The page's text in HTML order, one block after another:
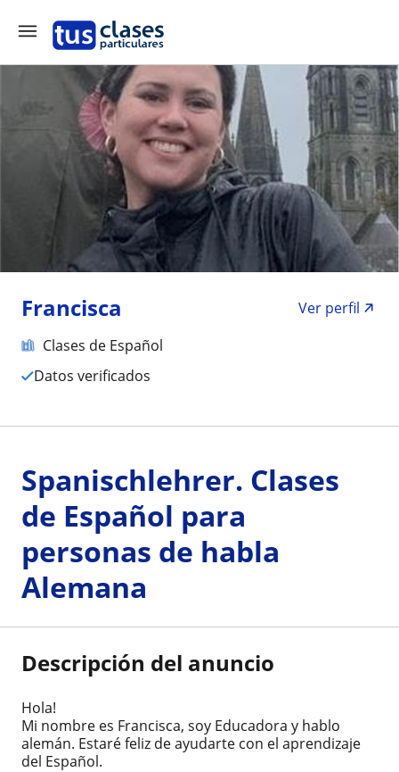
Francisca
Ver perfil
Clases de Español
Datos verificados
Spanischlehrer. Clases
de Español para
personas de habla
Alemana
Descripción del anuncio
Hola!
Mi nombre es Francisca, soy Educadora y hablo
alemán. Estaré feliz de ayudarte con el aprendizaje
del Español.